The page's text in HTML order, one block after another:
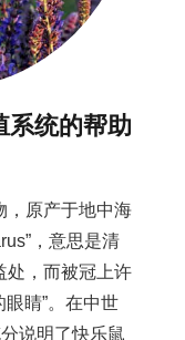
系统的帮助
，原产于地中海
，意思是清
处，而被冠上许
眼睛”。在中世
说明了快乐鼠